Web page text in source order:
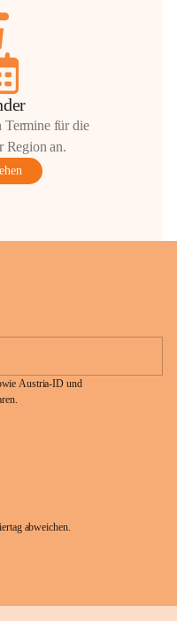
Termine für die
Region an.
Austria-ID und
abweichen.